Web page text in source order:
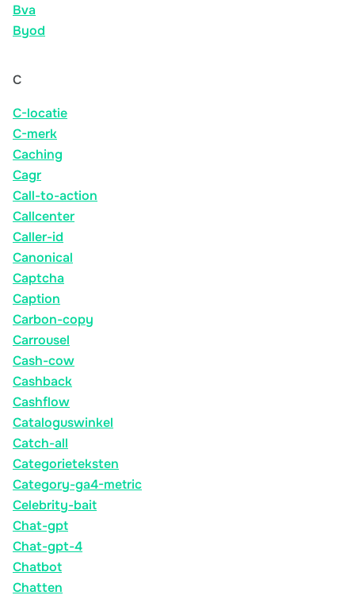
Bva
Byod
C
C-locatie
C-merk
Caching
Cagr
Call-to-action
Callcenter
Caller-id
Canonical
Captcha
Caption
Carbon-copy
Carrousel
Cash-cow
Cashback
Cashflow
Cataloguswinkel
Catch-all
Categorieteksten
Category-ga4-metric
Celebrity-bait
Chat-gpt
Chat-gpt-4
Chatbot
Chatten